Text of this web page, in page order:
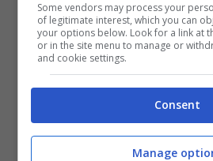
E’ possibile così
commerciali per settori
farmacie, ecc… e per sotto-
ristoranti giapponesi,
Il tutto alla velocità
immaginare. E’ possibile
Some vendors may process your
of legitimate interest, which you can
your options below. Look for a link at
or in the site menu to manage or
and cookie settings.
Consent
Manage